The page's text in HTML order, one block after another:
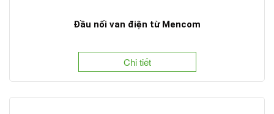
Đầu nối van điện từ Mencom
Chi tiết